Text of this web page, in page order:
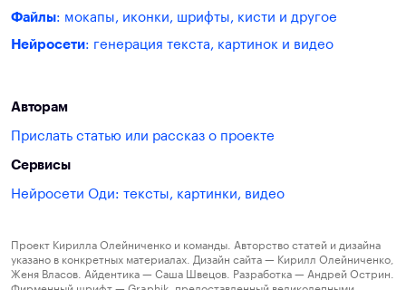
Файлы: мокапы, иконки, шрифты, кисти и другое
Нейросети: генерация текста, картинок и видео
Авторам
Прислать статью или рассказ о проекте
Сервисы
Нейросети Оди: тексты, картинки, видео
Проект Кирилла Олейниченко и команды. Авторство статей и дизайна
указано в конкретных материалах. Дизайн сайта — Кирилл Олейниченко,
Женя Власов. Айдентика — Саша Швецов. Разработка — Андрей Острин.